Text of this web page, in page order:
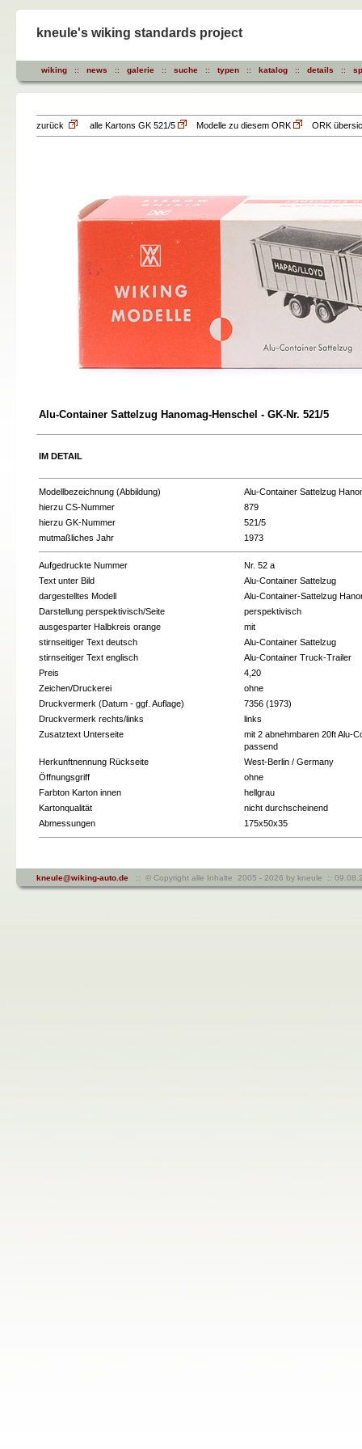
kneule's wiking standards project
wiking :: news :: galerie :: suche :: typen :: katalog :: details ::
zurück alle Kartons GK 521/5 Modelle zu diesem ORK ORK
Alu-Container Sattelzug Hanomag-Henschel - GK-Nr. 521/5
IM DETAIL
Modellbezeichnung (Abbildung)
Alu-Container Sattelzug
hierzu CS-Nummer
879
hierzu GK-Nummer
521/5
mutmaßliches Jahr
1973
Aufgedruckte Nummer
Nr. 52 a
Text unter Bild
Alu-Container Sattelzug
dargestelltes Modell
Alu-Container-Sattelzug
Darstellung perspektivisch/Seite
perspektivisch
ausgesparter Halbkreis orange
mit
stirnseitiger Text deutsch
Alu-Container Sattelzug
stirnseitiger Text englisch
Alu-Container Truck-Trailer
Preis
4,20
Zeichen/Druckerei
ohne
Druckvermerk (Datum - ggf. Auflage)
7356 (1973)
Druckvermerk rechts/links
links
Zusatztext Unterseite
mit 2 abnehmbaren 20ft Alu-
passend
Herkunftnennung Rückseite
West-Berlin / Germany
Öffnungsgriff
ohne
Farbton Karton innen
hellgrau
Kartonqualität
nicht durchscheinend
Abmessungen
175x50x35
kneule@wiking-auto.de :: © Copyright alle Inhalte 2005 - 2026 by kneule ::